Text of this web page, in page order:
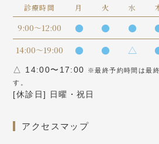
診療時間 月 火 水
9:00～12:00 ● ● ●
14:00～19:00 ● ● △
△ 14:00〜17:00
※最終予約時間は最
す。
[休診日] 日曜・祝日
アクセスマップ